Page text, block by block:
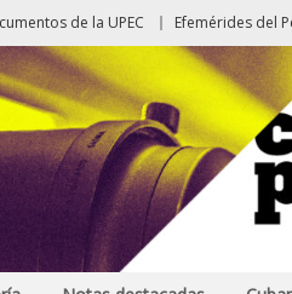
de la UPEC Efemérides del